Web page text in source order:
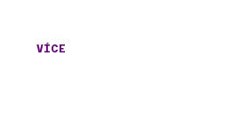
VÍCE